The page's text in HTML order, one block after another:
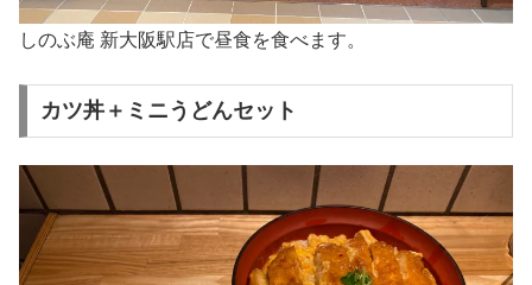
しのぶ庵 新大阪駅店で昼食を食べます。
カツ丼＋ミニうどんセット